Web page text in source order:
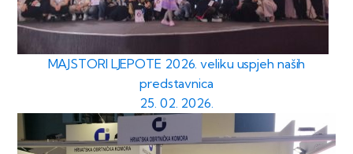
MAJSTORI LJEPOTE 2026. veliku uspjeh naših
predstavnica
25. 02. 2026.